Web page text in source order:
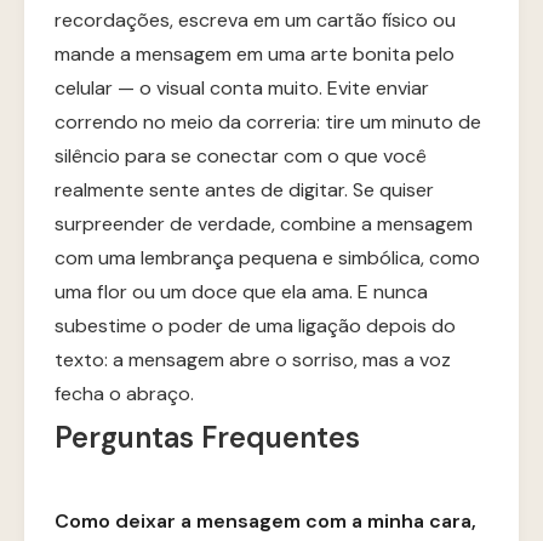
recordações, escreva em um cartão físico ou
mande a mensagem em uma arte bonita pelo
celular — o visual conta muito. Evite enviar
correndo no meio da correria: tire um minuto de
silêncio para se conectar com o que você
realmente sente antes de digitar. Se quiser
surpreender de verdade, combine a mensagem
com uma lembrança pequena e simbólica, como
uma flor ou um doce que ela ama. E nunca
subestime o poder de uma ligação depois do
texto: a mensagem abre o sorriso, mas a voz
fecha o abraço.
Perguntas Frequentes
Como deixar a mensagem com a minha cara,